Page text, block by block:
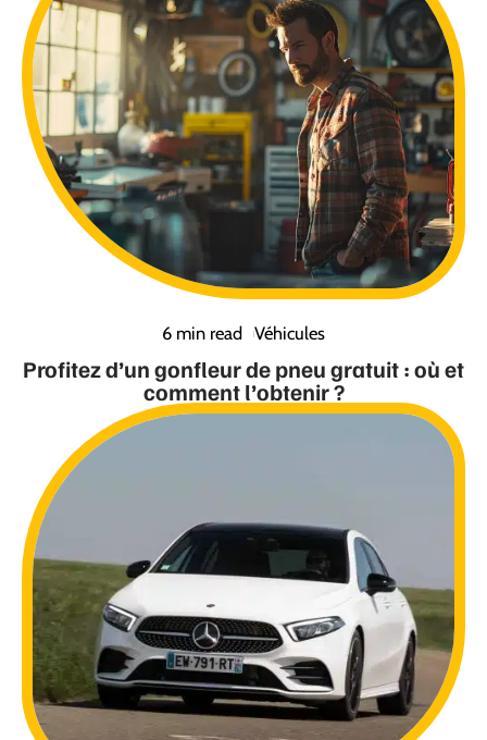
6 min read Véhicules
Profitez d’un gonfleur de pneu gratuit : où et
comment l’obtenir ?